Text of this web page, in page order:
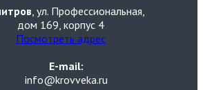
, ул. Профессиональная,
дом 169, корпус 4
Посмотреть адрес
E-mail:
info@krovveka.ru